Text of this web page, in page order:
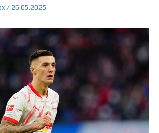
/26.05.2025